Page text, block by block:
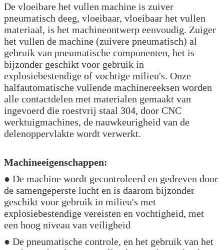
De vloeibare het vullen machine is zuiver
pneumatisch deeg, vloeibaar, vloeibaar het vullen
materiaal, is het machineontwerp eenvoudig. Zuiger
het vullen de machine (zuivere pneumatisch) al
gebruik van pneumatische componenten, het is
bijzonder geschikt voor gebruik in
explosiebestendige of vochtige milieu's. Onze
halfautomatische vullende machinereeksen worden
alle contactdelen met materialen gemaakt van
ingevoerd die roestvrij staal 304, door CNC
werktuigmachines, de nauwkeurigheid van de
delenoppervlakte wordt verwerkt.
Machineeigenschappen:
● De machine wordt gecontroleerd en gedreven door
de samengeperste lucht en is daarom bijzonder
geschikt voor gebruik in milieu's met
explosiebestendige vereisten en vochtigheid, met
een hoog niveau van veiligheid
● De pneumatische controle, en het gebruik van het